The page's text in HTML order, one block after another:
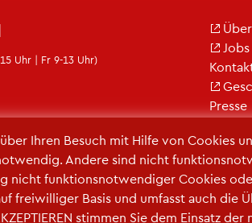
Ihren Be­such mit Hilfe von Coo­kies
An­de­re sind nicht
nicht funk­ti­ons­not­wen­di­ger Coo­kies
frei­wil­li­ger Basis und um­fasst auch die
stim­men Sie dem Ein­satz
Uhr | Fr 9-13 Uhr)
Jobs
Pres­se